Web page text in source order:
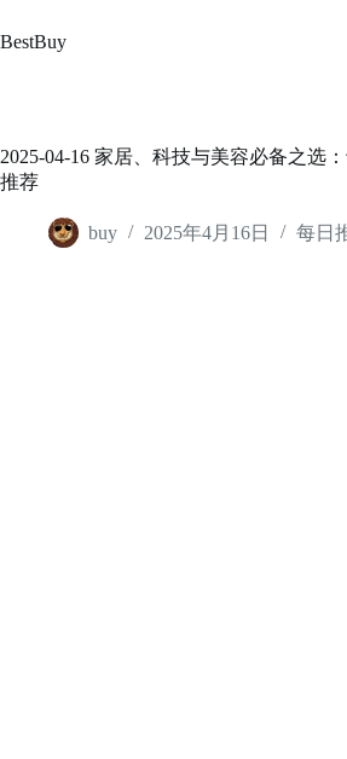
至
BestBuy
2025-04-16 家居、科技与美容必备之选
推荐
buy 2025年4月16日 每日